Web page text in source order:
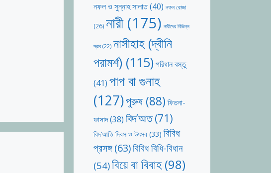
নফল ও সুন্নাহ সালাত(40) নফল রোজা
(26) নারী(175) নারীদের বিভিন্ন
স্রাব(22) নাসীহাহ (দ্বীনি
পরামর্শ) (115)পরিধান বস্তু
(41) পাপ বা গুনাহ
(127)পুরুষ(88) ফিতনা-
ফাসাদ(38) বিদ’আত(71)
বিদ’আতি দিবস ও উৎসব (33) বিবিধ
প্রসঙ্গ(63)বিবিধ বিধি-বিধান
(54)বিয়ে বা বিবাহ (98)